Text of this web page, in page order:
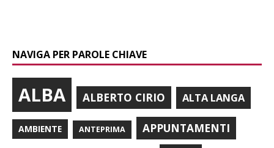
NAVIGA PER PAROLE CHIAVE
ALBA ALBERTO CIRIO ALTA LANGA
AMBIENTE ANTEPRIMA APPUNTAMENTI